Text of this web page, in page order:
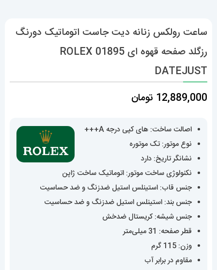
ساعت رولکس زنانه دیت جاست اتوماتیک دورنگ
رزگلد صفحه قهوه ای 01895 ROLEX
DATEJUST
12,889,000 تومان
اصالت ساخت: های کپی درجه A+++
نوع موتور: تک موتوره
نشانگر تاریخ: دارد
نکنولوژی ساخت موتور: اتوماتیک ساخت ژاپن
جنس قاب: استینلس استیل ضدزنگ و ضد حساسیت
جنس بند: استینلس استیل ضدزنگ و ضد حساسیت
جنس شیشه: کریستال ضدخش
قطر صفحه: 31 میلی‌متر
وزن: 115 گرم
مقاوم در برابر آب